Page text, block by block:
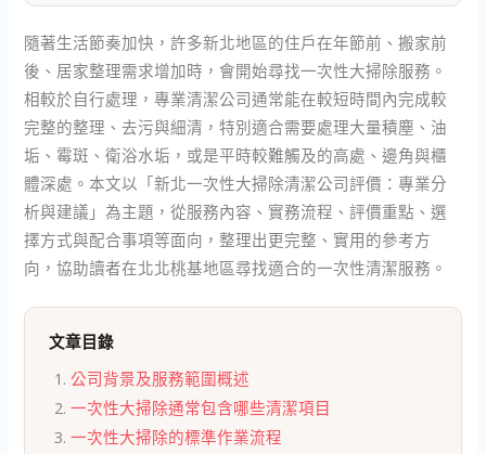
隨著生活節奏加快，許多新北地區的住戶在年節前、搬家前
後、居家整理需求增加時，會開始尋找一次性大掃除服務。
相較於自行處理，專業清潔公司通常能在較短時間內完成較
完整的整理、去污與細清，特別適合需要處理大量積塵、油
垢、霉斑、衛浴水垢，或是平時較難觸及的高處、邊角與櫃
體深處。本文以「新北一次性大掃除清潔公司評價：專業分
析與建議」為主題，從服務內容、實務流程、評價重點、選
擇方式與配合事項等面向，整理出更完整、實用的參考方
向，協助讀者在北北桃基地區尋找適合的一次性清潔服務。
文章目錄
公司背景及服務範圍概述
一次性大掃除通常包含哪些清潔項目
一次性大掃除的標準作業流程